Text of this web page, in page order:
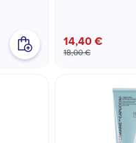
14,40 €
18,00 €